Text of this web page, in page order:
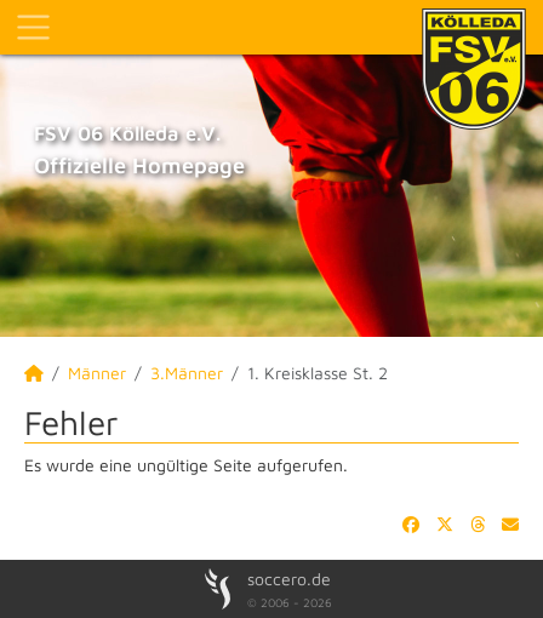
FSV 06 Kölleda e.V.
Offizielle Homepage
Männer 3.Männer 1. Kreisklasse St. 2
Fehler
Es wurde eine ungültige Seite aufgerufen.
soccero.de
© 2006 - 2026